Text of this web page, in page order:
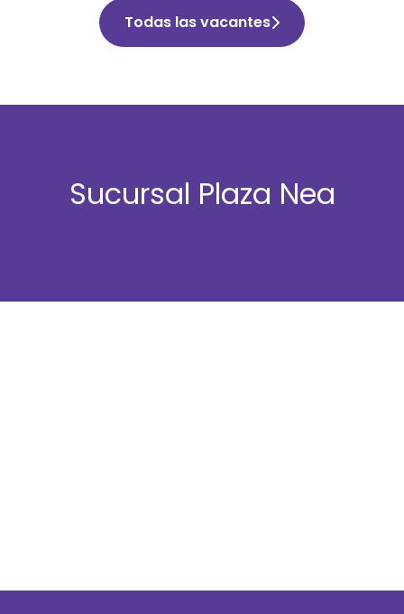
Todas las vacantes
Sucursal Plaza Nea